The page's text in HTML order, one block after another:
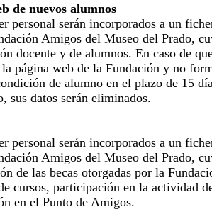
de nuevos alumnos
personal serán incorporados a un
Amigos del Museo del Prado,
docente y de alumnos. En caso de
la página web de la Fundación y no
de alumno en el plazo de 15
sus datos serán eliminados.
personal serán incorporados a un
Amigos del Museo del Prado,
de las becas otorgadas por la
cursos, participación en la actividad
en el Punto de Amigos.